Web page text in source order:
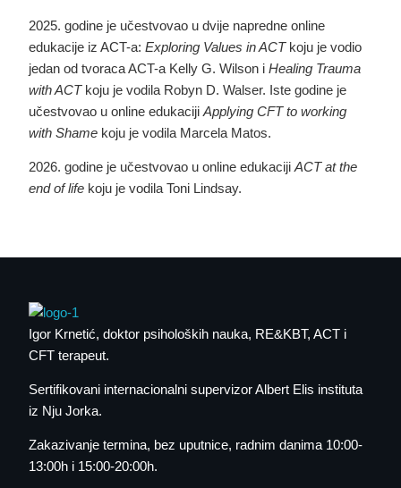
2025. godine je učestvovao u dvije napredne online
edukacije iz ACT-a:Exploring Values in ACTkoju je vodio
jedan od tvoraca ACT-a Kelly G. Wilson iHealing Trauma
with ACTkoju je vodila Robyn D. Walser. Iste godine je
učestvovao u online edukacijiApplying CFT to working
with Shame koju je vodila Marcela Matos.
2026. godine je učestvovao u online edukacijiACT at the
end of life koju je vodila Toni Lindsay.
Igor Krnetić, doktor psiholoških nauka, RE&KBT, ACT i
CFT terapeut.
Sertifikovani internacionalni supervizor Albert Elis instituta
iz Nju Jorka.
Zakazivanje termina, bez uputnice, radnim danima 10:00-
13:00h i 15:00-20:00h.